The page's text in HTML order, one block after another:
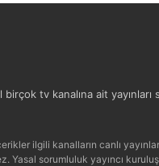
tv kanalına ait yayınları
ilgili kanalların canlı
Yasal sorumluluk yayıncı